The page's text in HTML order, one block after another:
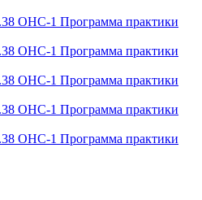
ОНС-1 Программа практики
ОНС-1 Программа практики
ОНС-1 Программа практики
ОНС-1 Программа практики
ОНС-1 Программа практики